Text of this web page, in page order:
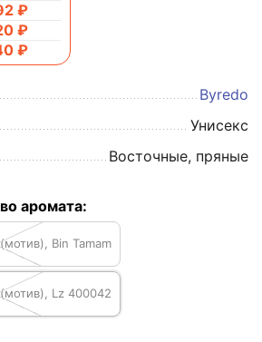
₽
₽
₽
Byredo
Унисекс
Восточные, пряные
аромата:
Bin Tamam
Lz 400042